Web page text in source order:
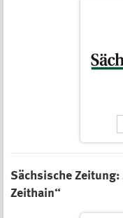
Sächsische
Zeithain“